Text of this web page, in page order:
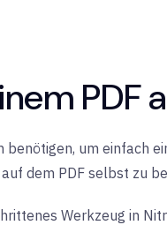
PDF
um einfach
dem PDF selbst zu
Werkzeug in